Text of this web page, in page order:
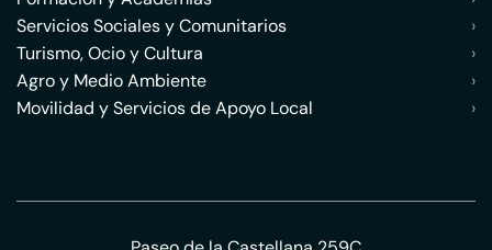
Servicios Sociales y Comunitarios
›
Turismo, Ocio y Cultura
›
Agro y Medio Ambiente
›
Movilidad y Servicios de Apoyo Local
›